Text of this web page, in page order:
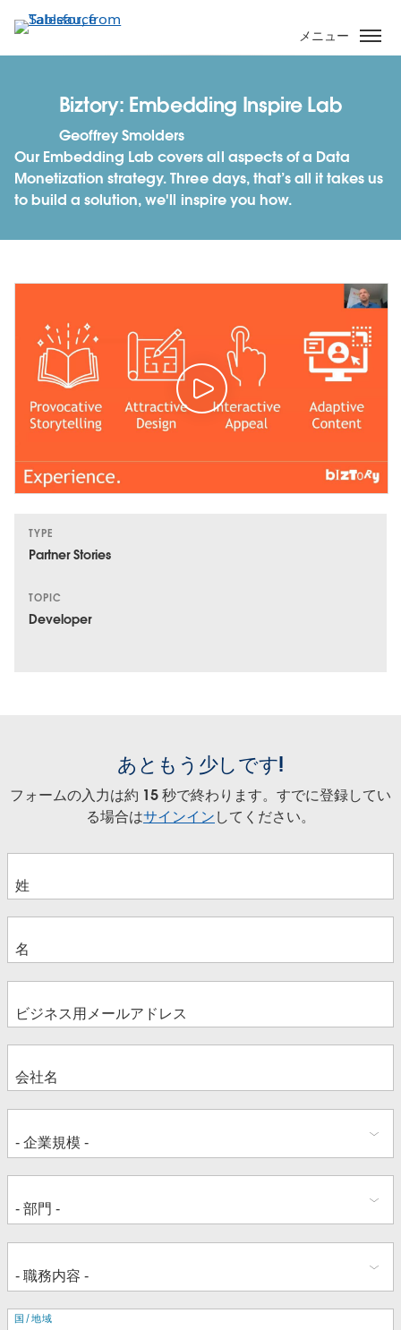
イ
ン
ツ
移
メニュー
Biztory: Embedding Inspire Lab
Geoffrey Smolders
Our Embedding Lab covers all aspects of a Data
Monetization strategy. Three days, that’s all it takes us
to build a solution, we'll inspire you how.
TYPE
Partner Stories
TOPIC
Developer
あともう少しです!
フォームの入力は約 15 秒で終わります。すでに登録してい
る場合はサインインしてください。
住
国/地域